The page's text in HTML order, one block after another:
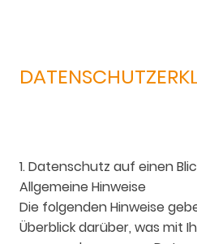
1. Datenschutz auf einen
Allgemeine Hinweise
Die folgenden Hinweise
Überblick darüber, was mit